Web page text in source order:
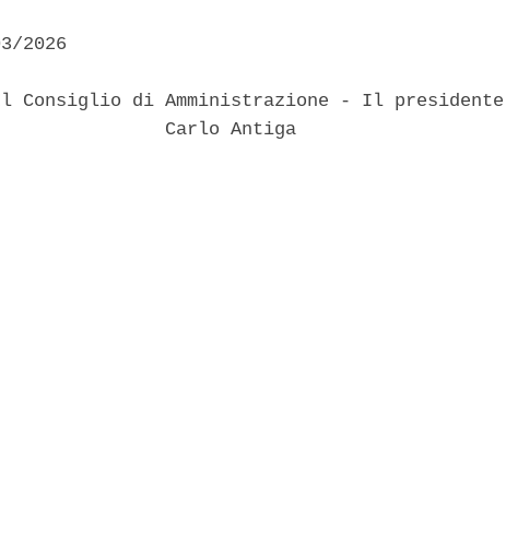
2026
Consiglio di Amministrazione - Il presidente
Carlo Antiga